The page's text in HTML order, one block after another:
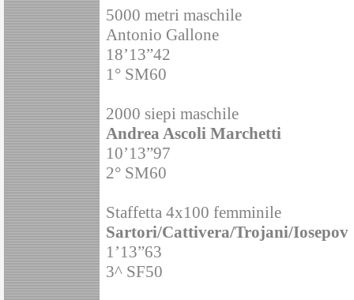
5000 metri maschile
Antonio Gallone
18’13”42
1° SM60
2000 siepi maschile
Andrea Ascoli Marchetti
10’13”97
2° SM60
Staffetta 4x100 femminile
Sartori/Cattivera/Trojani/Iosepov
1’13”63
3^ SF50